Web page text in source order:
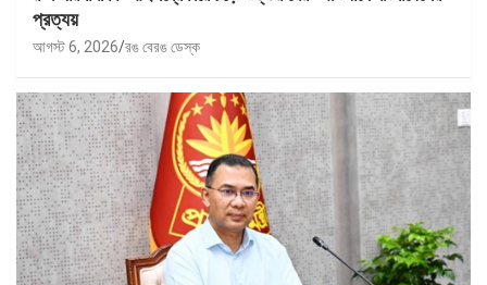
প্রত্যয়
আগস্ট 6, 2026 রঙ বেরঙ ডেস্ক